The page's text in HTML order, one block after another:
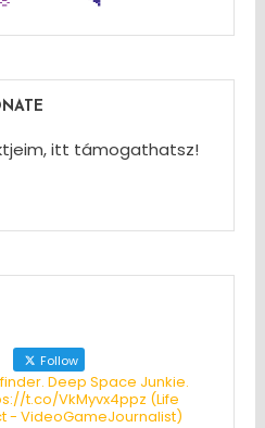
itt támogathatsz!
Follow
Deep Space Junkie.
t.co/VkMyvx4ppz (Life
- VideoGameJournalist)